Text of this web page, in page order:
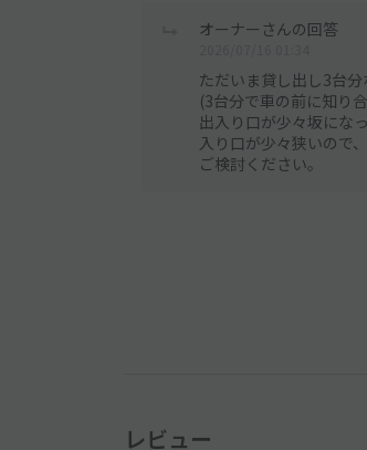
オーナーさんの回答
ただいま貸し出し3台
(3台分で車の前に知り
出入り口が少々坂にな
入り口が少々狭いので
ご検討ください。
レビュー